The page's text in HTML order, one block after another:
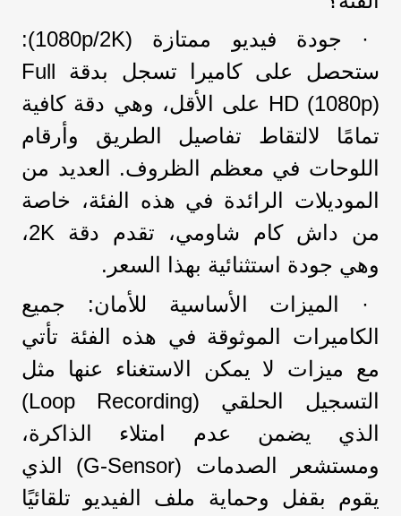
· جودة فيديو ممتازة (1080p/2K):
ستحصل على كاميرا تسجل بدقة Full
HD (1080p) على الأقل، وهي دقة كافية
تمامًا لالتقاط تفاصيل الطريق وأرقام
اللوحات في معظم الظروف. العديد من
الموديلات الرائدة في هذه الفئة، خاصة
من داش كام شاومي، تقدم دقة 2K،
وهي جودة استثنائية بهذا السعر.
· الميزات الأساسية للأمان: جميع
الكاميرات الموثوقة في هذه الفئة تأتي
مع ميزات لا يمكن الاستغناء عنها مثل
التسجيل الحلقي (Loop Recording)
الذي يضمن عدم امتلاء الذاكرة،
ومستشعر الصدمات (G-Sensor) الذي
يقوم بقفل وحماية ملف الفيديو تلقائيًا